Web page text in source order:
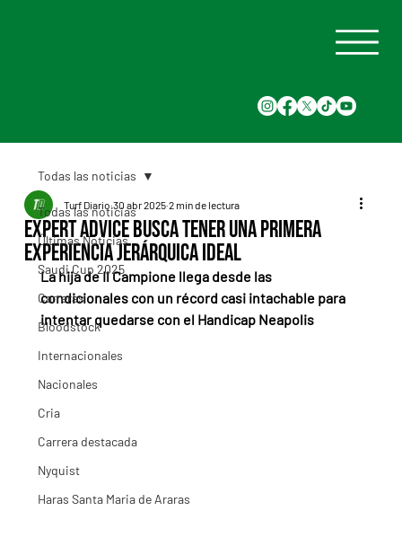
Todas las noticias
Últimas Noticias
Saudi Cup 2025
Carreras
Bloodstock
Internacionales
Nacionales
Cria
Carrera destacada
Nyquist
Haras Santa Maria de Araras
Todas las noticias
Expert Advice busca tener una primera
experiencia jerárquica ideal
Turf Diario 30 abr 2025 2 min de lectura
La hija de Il Campione llega desde las
condicionales con un récord casi intachable para
intentar quedarse con el Handicap Neapolis